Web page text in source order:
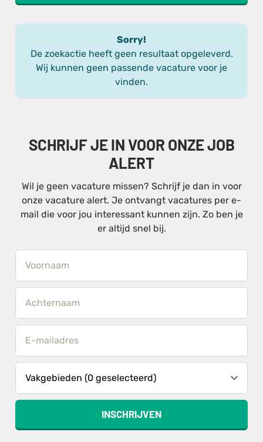
Sorry!
De zoekactie heeft geen resultaat opgeleverd.
Wij kunnen geen passende vacature voor je
vinden.
SCHRIJF JE IN VOOR ONZE JOB
ALERT
Wil je geen vacature missen? Schrijf je dan in voor
onze vacature alert. Je ontvangt vacatures per e-
mail die voor jou interessant kunnen zijn. Zo ben je
er altijd snel bij.
Vakgebieden (0 geselecteerd)
INSCHRIJVEN